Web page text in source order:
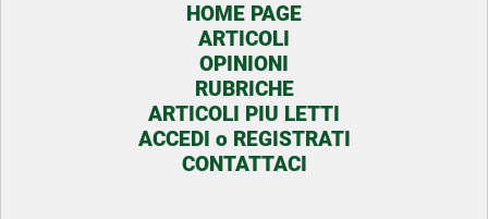
HOME PAGE
ARTICOLI
OPINIONI
RUBRICHE
ARTICOLI PIU LETTI
ACCEDI o REGISTRATI
CONTATTACI